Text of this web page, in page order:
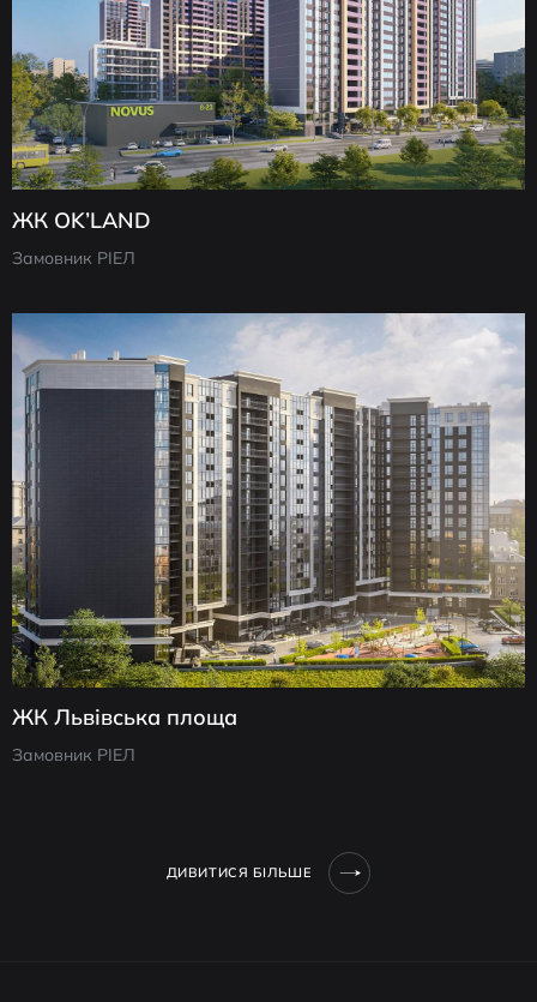
ЖК OK’LAND
Замовник РІЕЛ
ЖК Львівська площа
Замовник РІЕЛ
ДИВИТИСЯ БІЛЬШЕ